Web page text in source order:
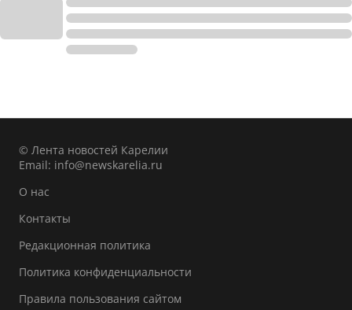
© Лента новостей Карелии
Email: info@newskarelia.ru
О нас
Контакты
Редакционная политика
Политика конфиденциальности
Правила пользования сайтом